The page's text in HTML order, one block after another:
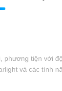
tiện với
và các tính